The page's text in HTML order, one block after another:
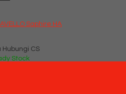
Saphire HA
Hubungi CS
Stock